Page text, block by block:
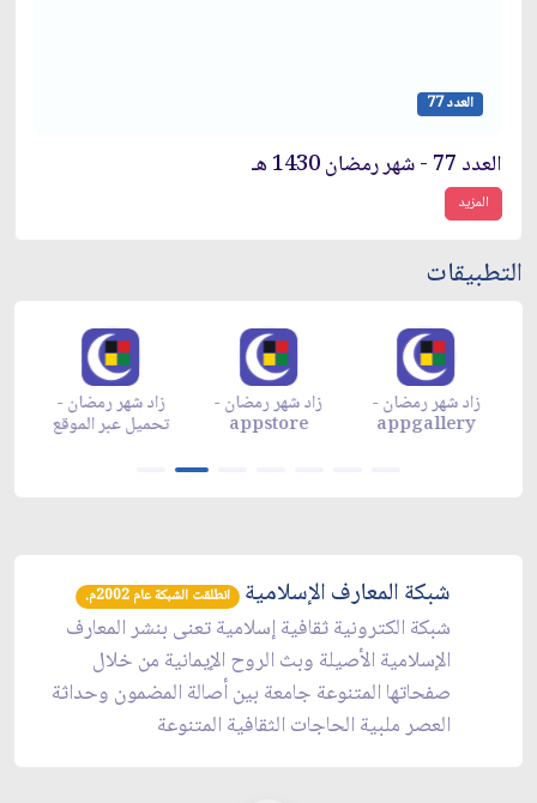
العدد 77
العدد 77 - شهر رمضان 1430 هـ
المزيد
التطبيقات
زاد شهر رمضان -
تحميل عبر الموقع
زاد شهر رمضان -
appstore
زاد شهر رمضان -
appgallery
شبكة المعارف الإسلامية انطلقت الشبكة عام 2002م.
شبكة الكترونية ثقافية إسلامية تعنى بنشر المعارف
الإسلامية الأصيلة وبث الروح الإيمانية من خلال
صفحاتها المتنوعة جامعة بين أصالة المضمون وحداثة
العصر ملبية الحاجات الثقافية المتنوعة